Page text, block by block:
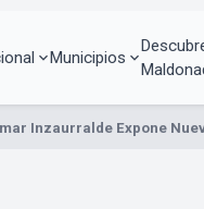
Municipios
Inzaurralde Expone